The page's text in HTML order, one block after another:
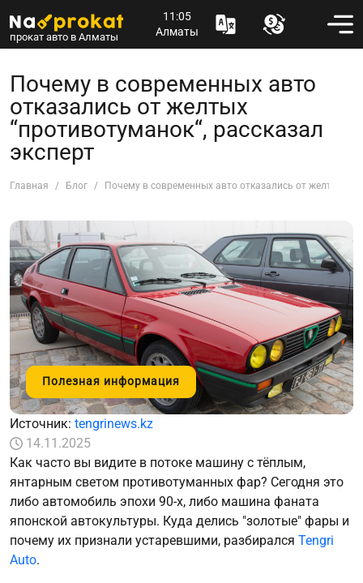
прокат авто в Алматы
11:05
Алматы
Почему в современных авто
отказались от желтых
“противотуманок“, рассказал
эксперт
Главная Блог Почему в современных авто отказались от желтых
Полезная информация
Источник: tengrinews.kz
14.11.2025
Как часто вы видите в потоке машину с тёплым,
янтарным светом противотуманных фар? Сегодня это
либо автомобиль эпохи 90-х, либо машина фаната
японской автокультуры. Куда делись "золотые" фары и
почему их признали устаревшими, разбирался Tengri
Auto.